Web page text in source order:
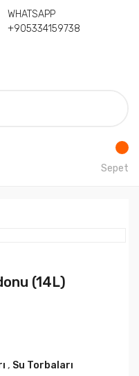
WHATSAPP
+905334159738
Sepet
(14L)
, Su Torbaları